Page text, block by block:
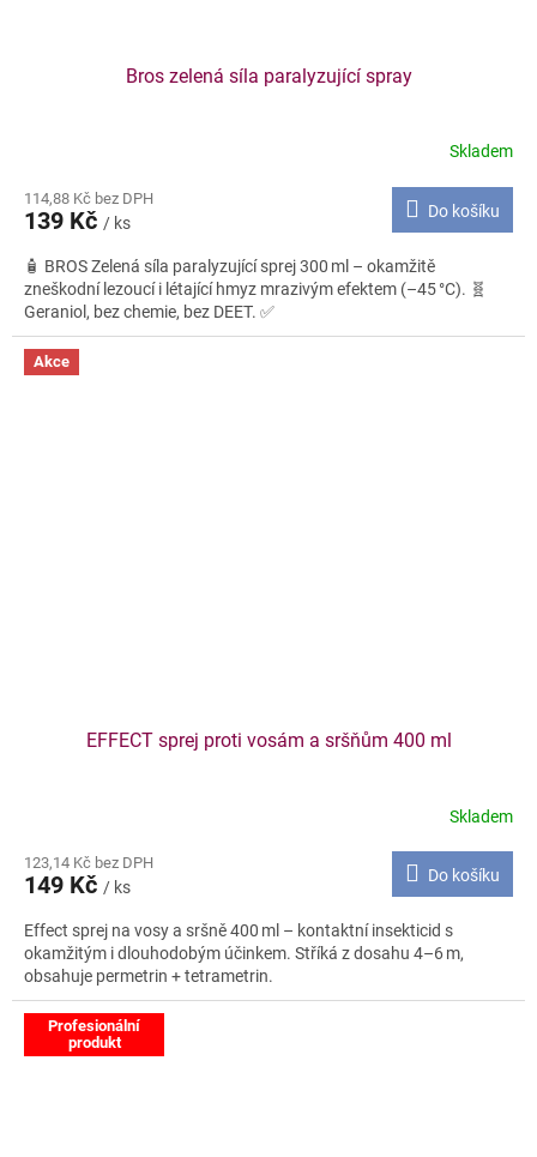
Bros zelená síla paralyzující spray
Skladem
114,88 Kč bez DPH
139 Kč / ks
Do košíku
🧴 BROS Zelená síla paralyzující sprej 300 ml – okamžitě
zneškodní lezoucí i létající hmyz mrazivým efektem (–45 °C). 🧬
Geraniol, bez chemie, bez DEET. ✅
Akce
EFFECT sprej proti vosám a sršňům 400 ml
Skladem
123,14 Kč bez DPH
149 Kč / ks
Do košíku
Effect sprej na vosy a sršně 400 ml – kontaktní insekticid s
okamžitým i dlouhodobým účinkem. Stříká z dosahu 4–6 m,
obsahuje permetrin + tetrametrin.
Profesionální
produkt